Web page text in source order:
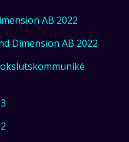
AB 2022
Dimension AB 2022